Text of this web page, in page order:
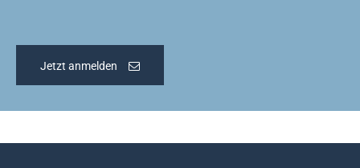
Jetzt anmelden